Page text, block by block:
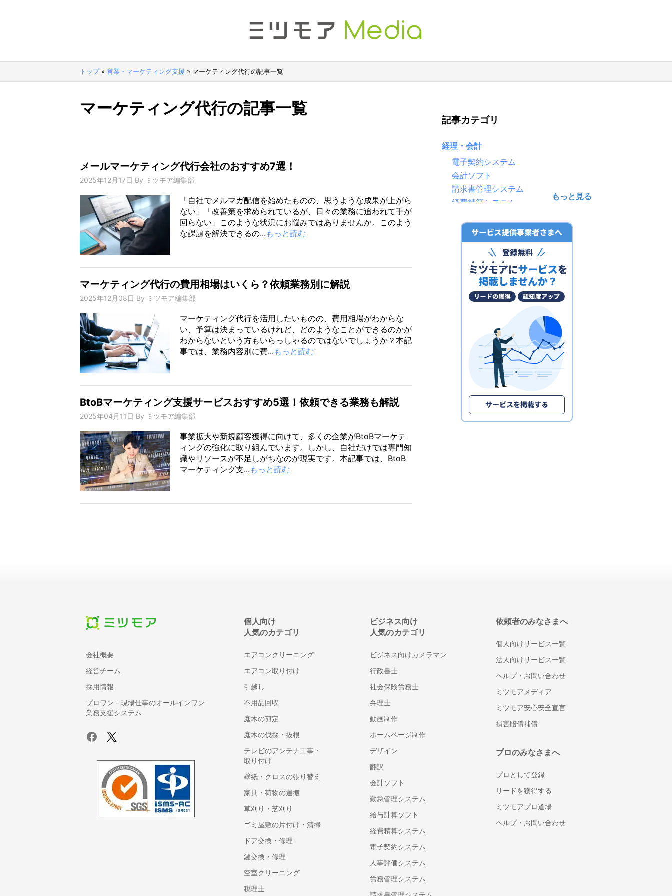
トップ» 営業・マーケティング支援 » マーケティング代行の記事一覧
マーケティング代行の記事一覧
メールマーケティング代行会社のおすすめ7選！
2025年12月17日 By ミツモア編集部
「自社でメルマガ配信を始めたものの、思うような成果が上がら
ない」「改善策を求められているが、日々の業務に追われて手が
回らない」このような状況にお悩みではありませんか。このよう
な課題を解決できるの... もっと読む
マーケティング代行の費用相場はいくら？依頼業務別に解説
2025年12月08日 By ミツモア編集部
マーケティング代行を活用したいものの、費用相場がわからな
い、予算は決まっているけれど、どのようなことができるのかが
わからないという方もいらっしゃるのではないでしょうか？本記
事では、業務内容別に費... もっと読む
BtoBマーケティング支援サービスおすすめ5選！依頼できる業務も解説
2025年04月11日 By ミツモア編集部
事業拡大や新規顧客獲得に向けて、多くの企業がBtoBマーケテ
ィングの強化に取り組んでいます。しかし、自社だけでは専門知
識やリソースが不足しがちなのが現実です。本記事では、BtoB
マーケティング支... もっと読む
記事カテゴリ
経理・会計
電子契約システム
会計ソフト
請求書管理システム
経費精算システム
電子帳簿保存システム
ファクタリングサービス
予算管理システム
決済代行サービス
固定資産管理システム
経理アウトソーシング(経理代行)
請求書受領システム
見積管理システム
請求書発行システム
不動産向け電子契約システム
補助金申請サポート・代行
Web面接(オンライン面接)ツール
採用サイト制作サービス
安否確認システム
従業員満足度調査ツール
ストレスチェックシステム
給与計算アウトソーシング
人材派遣管理システム
離職防止・定着率向上ツール
福利厚生サービス
360度評価・多面評価システム
社食サービス
会社概要
経営チーム
採用情報
プロワン - 現場仕事のオールインワン
業務支援システム
個人向け
人気のカテゴリ
エアコンクリーニング
エアコン取り付け
引越し
不用品回収
庭木の剪定
庭木の伐採・抜根
テレビのアンテナ工事・
取り付け
壁紙・クロスの張り替え
家具・荷物の運搬
草刈り・芝刈り
ゴミ屋敷の片付け・清掃
ドア交換・修理
鍵交換・修理
空室クリーニング
税理士
ビジネス向け
人気のカテゴリ
ビジネス向けカメラマン
行政書士
社会保険労務士
弁理士
動画制作
ホームページ制作
デザイン
翻訳
会計ソフト
勤怠管理システム
給与計算ソフト
経費精算システム
電子契約システム
人事評価システム
労務管理システム
依頼者のみなさまへ
個人向けサービス一覧
法人向けサービス一覧
ヘルプ・お問い合わせ
ミツモアメディア
ミツモア安心安全宣言
損害賠償補償
プロのみなさまへ
プロとして登録
リードを獲得する
ミツモアプロ道場
ヘルプ・お問い合わせ